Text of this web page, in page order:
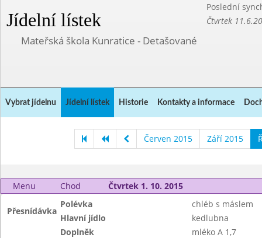
Jídelní lístek
Poslední
Čtvrtek
Mateřská škola Kunratice - Detašované
Vybrat jídelnu Jídelní lístek Historie Kontakty a informace
Červen 2015 Září 2015
Menu Chod Čtvrtek 1. 10. 2015
Přesnídávka
Polévka
chléb s máslem
Hlavní jídlo
kedlubna
Doplněk
mléko A 1,7